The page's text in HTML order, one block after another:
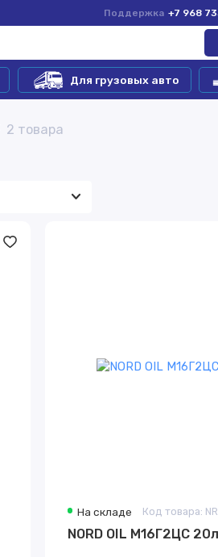
Поддержка +7 968
Для грузовых авто
2 товара
На складе Код товара:
NORD OIL М16Г2ЦС 20л